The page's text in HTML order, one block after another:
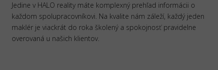
Jedine v HALO reality máte komplexný prehľad informácii o
každom spolupracovníkovi. Na kvalite nám záleží, každý jeden
maklér je viackrát do roka školený a spokojnosť pravidelne
overovaná u našich klientov.